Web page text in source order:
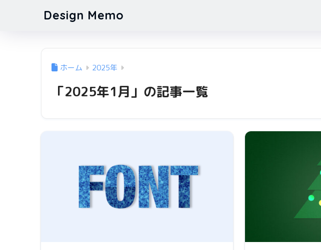
Design Memo
ホーム 2025年
「2025年1月」の記事一覧